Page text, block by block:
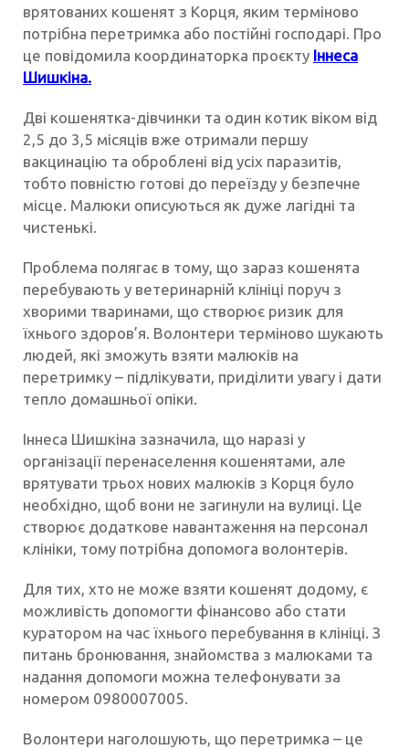
врятованих кошенят з Корця, яким терміново
потрібна перетримка або постійні господарі. Про
це повідомила координаторка проєкту Іннеса
Шишкіна.
Дві кошенятка-дівчинки та один котик віком від
2,5 до 3,5 місяців вже отримали першу
вакцинацію та оброблені від усіх паразитів,
тобто повністю готові до переїзду у безпечне
місце. Малюки описуються як дуже лагідні та
чистенькі.
Проблема полягає в тому, що зараз кошенята
перебувають у ветеринарній клініці поруч з
хворими тваринами, що створює ризик для
їхнього здоров’я. Волонтери терміново шукають
людей, які зможуть взяти малюків на
перетримку – підлікувати, приділити увагу і дати
тепло домашньої опіки.
Іннеса Шишкіна зазначила, що наразі у
організації перенаселення кошенятами, але
врятувати трьох нових малюків з Корця було
необхідно, щоб вони не загинули на вулиці. Це
створює додаткове навантаження на персонал
клініки, тому потрібна допомога волонтерів.
Для тих, хто не може взяти кошенят додому, є
можливість допомогти фінансово або стати
куратором на час їхнього перебування в клініці. З
питань бронювання, знайомства з малюками та
надання допомоги можна телефонувати за
номером 0980007005.
Волонтери наголошують, що перетримка – це